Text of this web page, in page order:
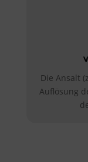
Die Ansalt
Auflösung